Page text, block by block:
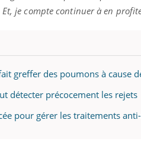
Et, je compte continuer à en
greffer des poumons à cause
détecter précocement les rejets
pour gérer les traitements